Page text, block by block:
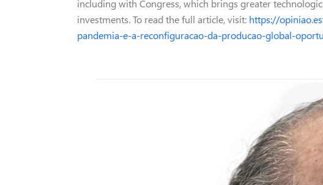
including with Congress, which brings greater
investments. To read the full article, visit: https://
pandemia-e-a-reconfiguracao-da-producao-global-